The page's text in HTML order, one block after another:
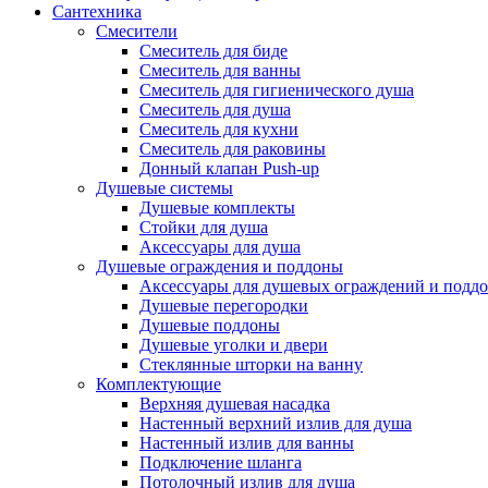
Сантехника
Смесители
Смеситель для биде
Смеситель для ванны
Смеситель для гигиенического душа
Смеситель для душа
Смеситель для кухни
Смеситель для раковины
Донный клапан Push-up
Душевые системы
Душевые комплекты
Стойки для душа
Аксессуары для душа
Душевые ограждения и поддоны
Аксессуары для душевых ограждений и
Душевые перегородки
Душевые поддоны
Душевые уголки и двери
Стеклянные шторки на ванну
Комплектующие
Верхняя душевая насадка
Настенный верхний излив для душа
Настенный излив для ванны
Подключение шланга
Потолочный излив для душа